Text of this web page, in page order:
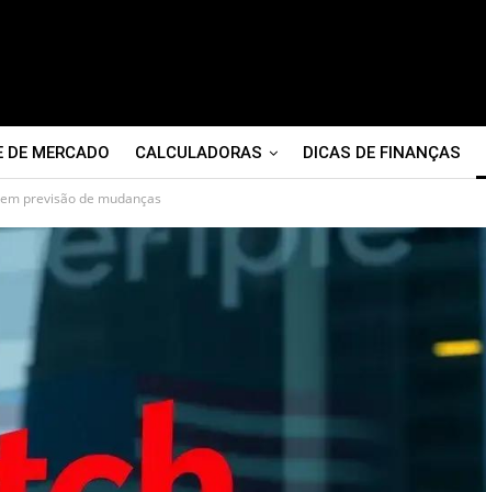
DE MERCADO CALCULADORAS DICAS DE FINANÇAS
previsão de mudanças